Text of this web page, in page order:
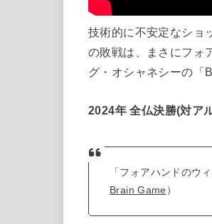
技術的に不安定なショ
の敗戦は、まさにフォ
グ・オシャネシーの「
2024年 全仏決勝(対ア
「フォアハンドのウ
Brain Game）